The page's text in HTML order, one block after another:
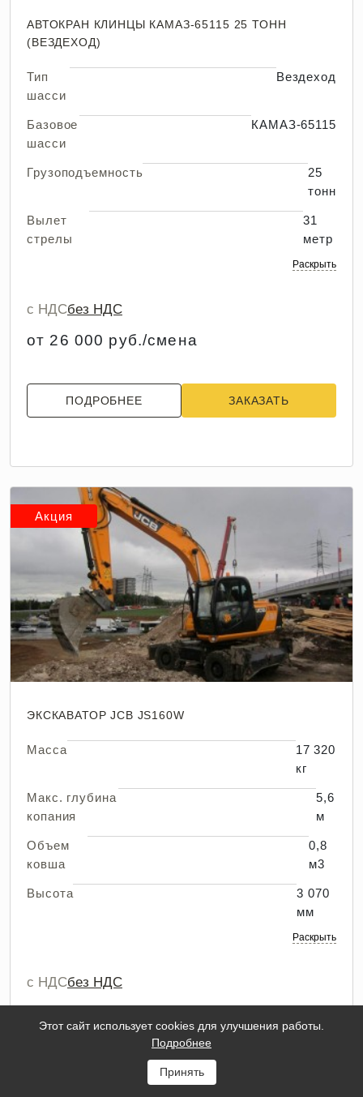
АВТОКРАН КЛИНЦЫ КАМАЗ-65115 25 ТОНН
(ВЕЗДЕХОД)
Тип
шасси
Вездеход
Базовое
шасси
КАМАЗ-65115
Грузоподъемность
25
тонн
Вылет
стрелы
31
метр
Раскрыть
с НДСбез НДС
от 26 000 руб./смена
ПОДРОБНЕЕ ЗАКАЗАТЬ
Акция
ЭКСКАВАТОР JCB JS160W
Масса
17 320
кг
Макс. глубина
копания
5,6
м
Объем
ковша
0,8
м3
Высота
3 070
мм
Раскрыть
с НДСбез НДС
от 26 000 руб./смена
+ доставка от 20 000 руб.
Этот сайт использует cookies для улучшения работы.
Подробнее
Принять